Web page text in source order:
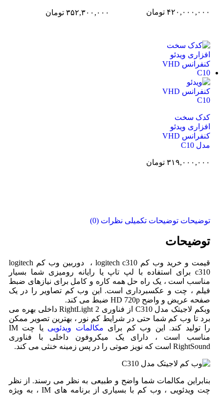
۴۲۰,۰۰۰,۰۰۰ تومان ۳۵۲,۳۰۰,۰۰۰ تومان
کدک سخت
افزاری ویدئو
کنفرانس VHD
مدل C10
۳۱۹,۰۰۰,۰۰۰ تومان
توضیحات توضیحات تکمیلی نظرات (0)
توضیحات
قیمت و خرید وب کم logitech c310 ، دوربین وب کم logitech
c310 برای استفاده با لپ تاپ یا رایانه رومیزی شما بسیار
مناسب است ، یک راه حل همه کاره و کامل برای نیازهای ضبط
فیلم ، چت و عکسبرداری است. این وب کم تصاویر را در یک
صفحه عریض و واضح HD 720p ضبط می کند.
وبکم لاجیتک مدل C310 از فناوری RightLight 2 داخلی بهره می
برد تا وب کم شما حتی در شرایط کم نور ، بهترین تصویر ممکن
را تولید کند. این وب کم برای مکالمات ویدئویی
یا چت IM
مناسب است ، دارای یک میکروفون داخلی با فناوری
RightSound است که نویز صوتی را در پس زمینه خنثی می کند.
بنابراین مکالمات شما واضح و طبیعی به نظر می رسند. از نظر
چت ویدئویی ، وب کم با بسیاری از برنامه های IM ، به ویژه